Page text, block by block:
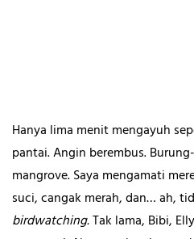
Hanya lima menit mengayuh
pantai. Angin berembus.
mangrove. Saya mengamati
suci, cangak merah, dan… ah,
birdwatching.Tak lama, Bibi,